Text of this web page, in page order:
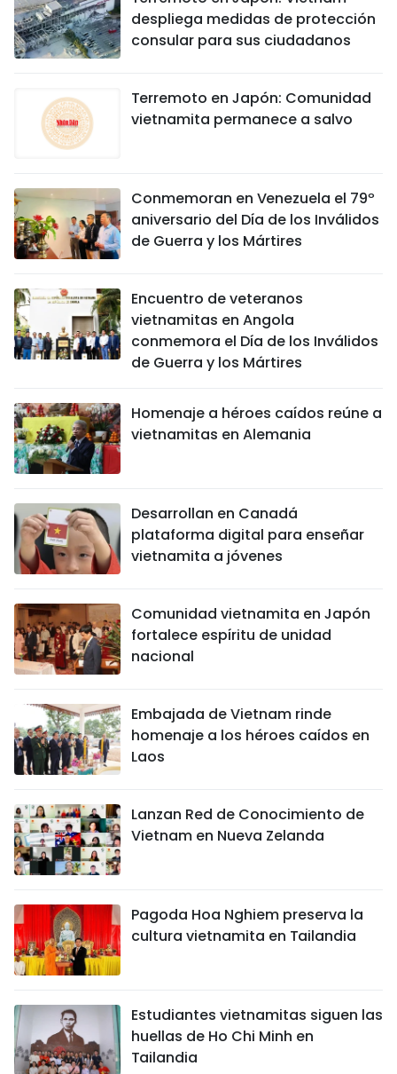
despliega medidas de protección
consular para sus ciudadanos
Terremoto en Japón: Comunidad
vietnamita permanece a salvo
Conmemoran en Venezuela el 79º
aniversario del Día de los Inválidos
de Guerra y los Mártires
Encuentro de veteranos
vietnamitas en Angola
conmemora el Día de los Inválidos
de Guerra y los Mártires
Homenaje a héroes caídos reúne a
vietnamitas en Alemania
Desarrollan en Canadá
plataforma digital para enseñar
vietnamita a jóvenes
Comunidad vietnamita en Japón
fortalece espíritu de unidad
nacional
Embajada de Vietnam rinde
homenaje a los héroes caídos en
Laos
Lanzan Red de Conocimiento de
Vietnam en Nueva Zelanda
Pagoda Hoa Nghiem preserva la
cultura vietnamita en Tailandia
Estudiantes vietnamitas siguen las
huellas de Ho Chi Minh en
Tailandia